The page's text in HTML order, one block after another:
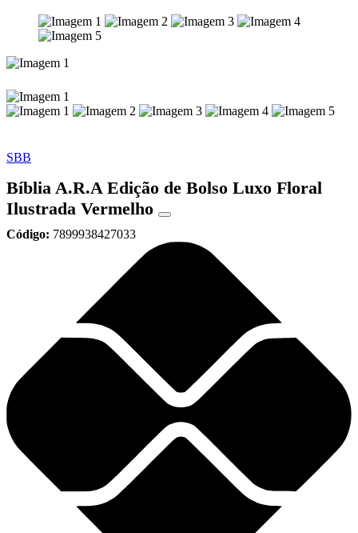
SBB
Bíblia A.R.A Edição de Bolso Luxo Floral
Ilustrada Vermelho
Código: 7899938427033